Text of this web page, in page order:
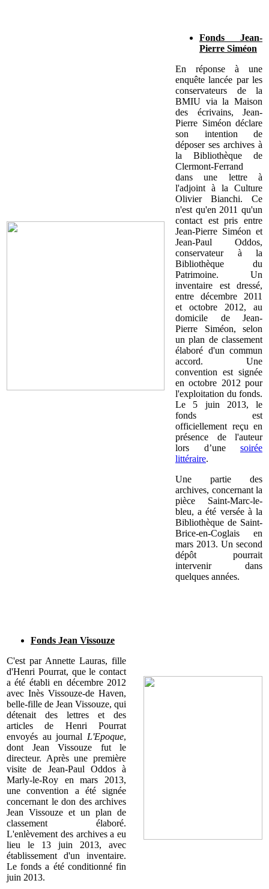
Fonds Jean-
Pierre Siméon
En réponse à une
enquête lancée par les
conservateurs de la
BMIU via la Maison
des écrivains, Jean-
Pierre Siméon déclare
son intention de
déposer ses archives à
la Bibliothèque de
Clermont-Ferrand
dans une lettre à
l'adjoint à la Culture
Olivier Bianchi. Ce
n'est qu'en 2011 qu'un
contact est pris entre
Jean-Pierre Siméon et
Jean-Paul Oddos,
conservateur à la
Bibliothèque du
Patrimoine. Un
inventaire est dressé,
entre décembre 2011
et octobre 2012, au
domicile de Jean-
Pierre Siméon, selon
un plan de classement
élaboré d'un commun
accord. Une
convention est signée
en octobre 2012 pour
l'exploitation du fonds.
Le 5 juin 2013, le
fonds est
officiellement reçu en
présence de l'auteur
lors d’une soirée
littéraire.
Une partie des
archives, concernant la
pièce Saint-Marc-le-
bleu, a été versée à la
Bibliothèque de Saint-
Brice-en-Coglais en
mars 2013. Un second
dépôt pourrait
intervenir dans
quelques années.
Fonds Jean Vissouze
C'est par Annette Lauras, fille
d'Henri Pourrat, que le contact
a été établi en décembre 2012
avec Inès Vissouze-de Haven,
belle-fille de Jean Vissouze, qui
détenait des lettres et des
articles de Henri Pourrat
envoyés au journal L'Epoque,
dont Jean Vissouze fut le
directeur. Après une première
visite de Jean-Paul Oddos à
Marly-le-Roy en mars 2013,
une convention a été signée
concernant le don des archives
Jean Vissouze et un plan de
classement élaboré.
L'enlèvement des archives a eu
lieu le 13 juin 2013, avec
établissement d'un inventaire.
Le fonds a été conditionné fin
juin 2013.